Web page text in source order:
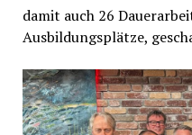
damit auch 26
Ausbildungsplätze,